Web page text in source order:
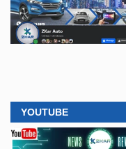
YOUTUBE